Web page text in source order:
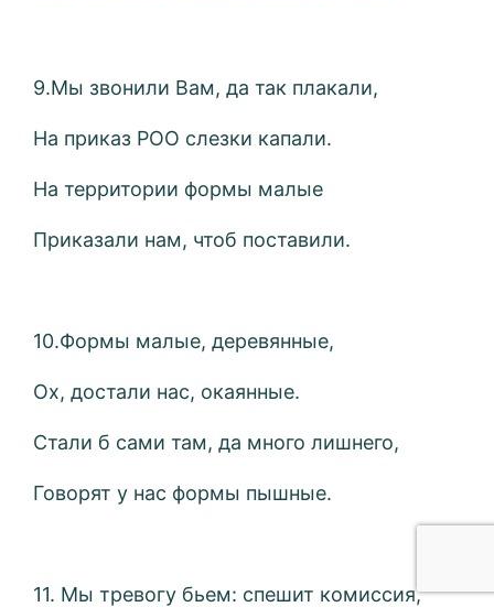
9.Мы звонили Вам, да так плакали,
На приказ РОО слезки капали.
На территории формы малые
Приказали нам, чтоб поставили.
10.Формы малые, деревянные,
Ох, достали нас, окаянные.
Стали б сами там, да много лишнего,
Говорят у нас формы пышные.
11. Мы тревогу бьем: спешит комиссия,